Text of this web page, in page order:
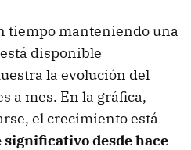
tiempo manteniendo una
disponible
la evolución del
a mes. En la gráfica,
el crecimiento está
desde hace